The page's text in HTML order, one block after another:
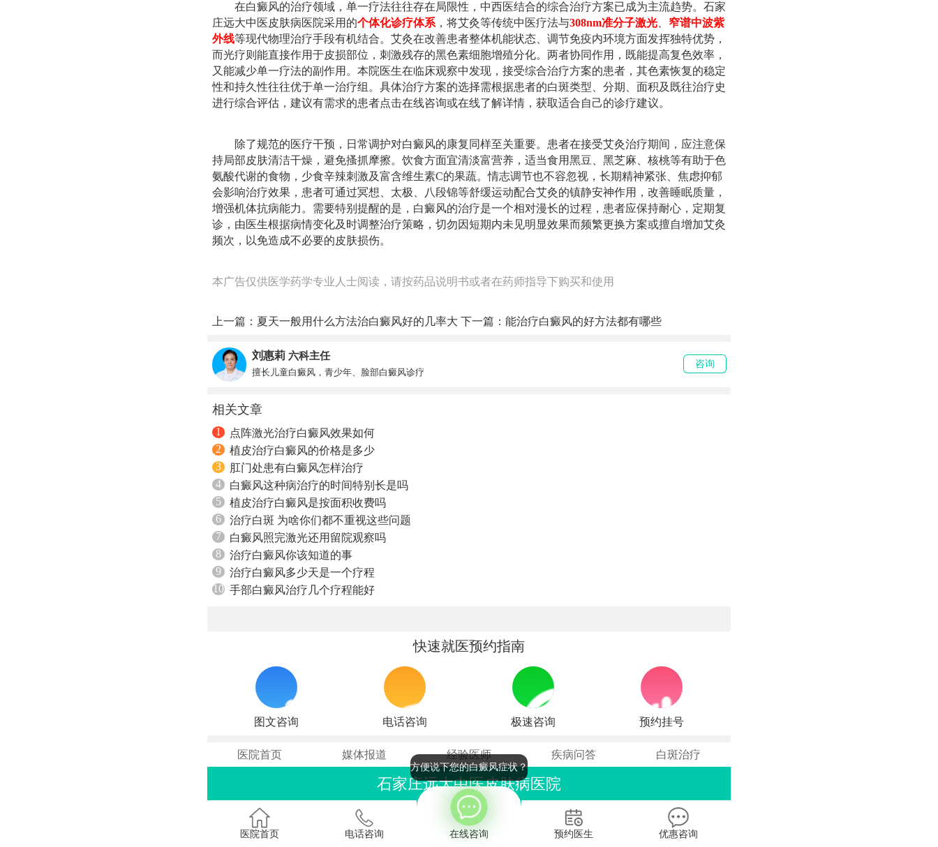
在白癜风的治疗领域，单一疗法往往存在局限性，中西医结合的综合治疗方案已成为主流趋势。石家
庄远大中医皮肤病医院采用的个体化诊疗体系 ，将艾灸等传统中医疗法与308nm准分子激光
窄谱中波紫
外线等现代物理治疗手段有机结合。艾灸在改善患者整体机能状态、调节免疫内环境方面发挥独特优势，
而光疗则能直接作用于皮损部位，刺激残存的黑色素细胞增殖分化。两者协同作用，既能提高复色效率，
又能减少单一疗法的副作用。本院医生在临床观察中发现，接受综合治疗方案的患者，其色素恢复的稳定
性和持久性往往优于单一治疗组。具体治疗方案的选择需根据患者的白斑类型、分期、面积及既往治疗史
进行综合评估，建议有需求的患者点击在线咨询或在线了解详情，获取适合自己的诊疗建议。
除了规范的医疗干预，日常调护对白癜风的康复同样至关重要。患者在接受艾灸治疗期间，应注意保
持局部皮肤清洁干燥，避免搔抓摩擦。饮食方面宜清淡富营养，适当食用黑豆、黑芝麻、核桃等有助于色
氨酸代谢的食物，少食辛辣刺激及富含维生素C的果蔬。情志调节也不容忽视，长期精神紧张、焦虑抑郁
会影响治疗效果，患者可通过冥想、太极、八段锦等舒缓运动配合艾灸的镇静安神作用，改善睡眠质量，
增强机体抗病能力。需要特别提醒的是，白癜风的治疗是一个相对漫长的过程，患者应保持耐心，定期复
诊，由医生根据病情变化及时调整治疗策略，切勿因短期内未见明显效果而频繁更换方案或擅自增加艾灸
频次，以免造成不必要的皮肤损伤。
本广告仅供医学药学专业人士阅读，请按药品说明书或者在药师指导下购买和使用
上一篇： 夏天一般用什么方法治白癜风好的几率大 下一篇： 能治疗白癜风的好方法都有哪些
刘惠莉 六科主任
擅长儿童白癜风，青少年、脸部白癜风诊疗
咨询
相关文章
1
点阵激光治疗白癜风效果如何
2
植皮治疗白癜风的价格是多少
3
肛门处患有白癜风怎样治疗
4
白癜风这种病治疗的时间特别长是吗
5
植皮治疗白癜风是按面积收费吗
6
治疗白斑 为啥你们都不重视这些问题
7
白癜风照完激光还用留院观察吗
8
治疗白癜风你该知道的事
9
治疗白癜风多少天是一个疗程
10 手部白癜风治疗几个疗程能好
快速就医预约指南
图文咨询 电话咨询 极速咨询 预约挂号
医院首页 媒体报道 经验医师 疾病问答 白斑治疗
石家庄远大中医皮肤病医院
联系电话：0311-86990555
石家庄桥西区裕华东路7号
医院首页 电话咨询 在线咨询
方便说下您的白癜风症状？
预约医生 优惠咨询